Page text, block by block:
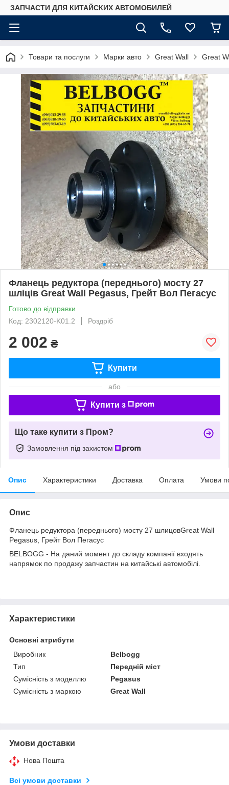
ЗАПЧАСТИ ДЛЯ КИТАЙСКИХ АВТОМОБИЛЕЙ
Товари та послуги Марки авто Great Wall Great
Фланець редуктора (переднього) мосту 27
шліців Great Wall Pegasus, Грейт Вол Пегасус
Готово до відправки
Код: 2302120-K01.2
Роздріб
2 002 ₴
Купити
або
Купити з
Що таке купити з Пром?
Замовлення під захистом
Опис Характеристики Доставка Оплата Умови
Опис
Фланець редуктора (переднього) мосту 27 шлицовGreat Wall
Pegasus, Грейт Вол Пегасус
BELBOGG - На даний момент до складу компанії входять
напрямок по продажу запчастин на китайські автомобілі.
Характеристики
Основні атрибути
Виробник
Belbogg
Тип
Передній міст
Сумісність з моделлю
Pegasus
Сумісність з маркою
Great Wall
Умови доставки
Нова Пошта
Всі умови доставки